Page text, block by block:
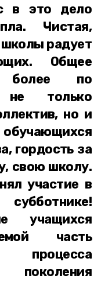
в это дело
Чистая,
радует
Общее
более по
не только
но и
гордость за
свою школу.
участие в
учащихся
часть
процесса